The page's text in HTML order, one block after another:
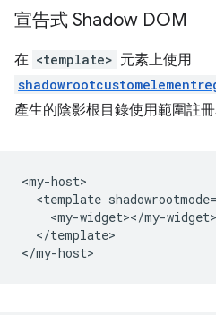
宣告式 Shadow DOM
在 <template> 元素上使用
產生的陰影根目錄使用範圍註
<my-host>
<template
    <my-widget></my-widget>
  </template>